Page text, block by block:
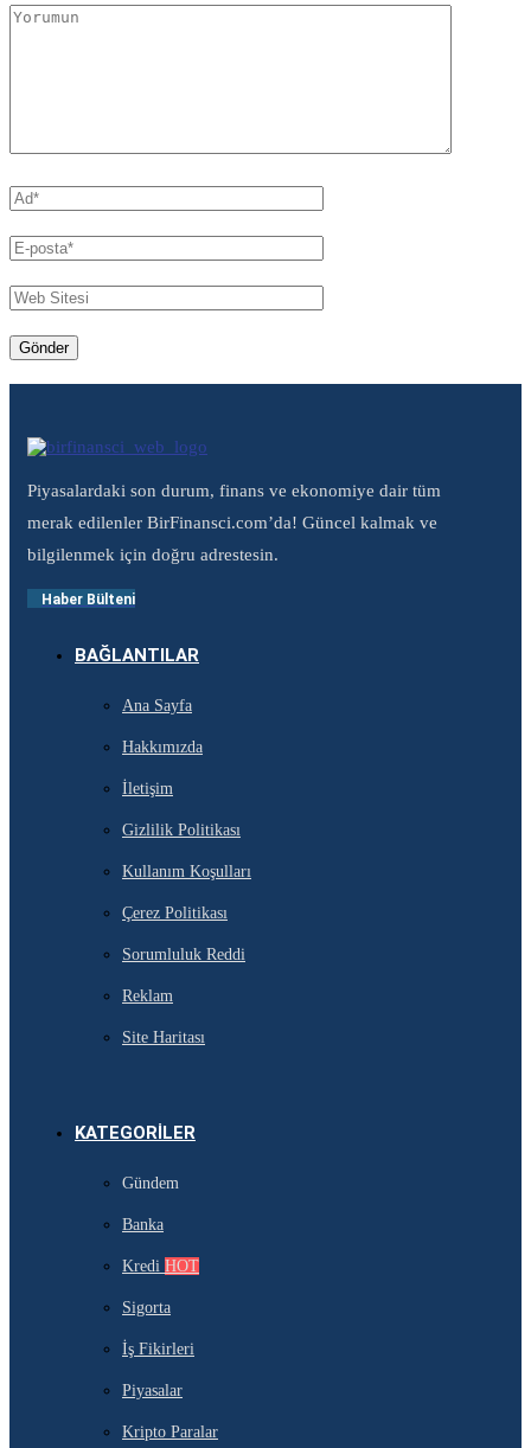
Piyasalardaki son durum, finans ve ekonomiye dair tüm
merak edilenler BirFinansci.com’da! Güncel kalmak ve
bilgilenmek için doğru adrestesin.
Haber Bülteni
BAĞLANTILAR
Ana Sayfa
Hakkımızda
İletişim
Gizlilik Politikası
Kullanım Koşulları
Çerez Politikası
Sorumluluk Reddi
Reklam
Site Haritası
KATEGORILER
Gündem
Banka
Kredi HOT
Sigorta
İş Fikirleri
Piyasalar
Kripto Paralar